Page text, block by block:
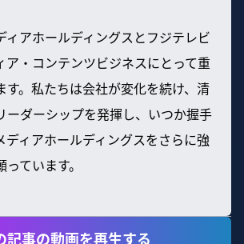
ィアホールディングスとフジテレビ
ア・コンテンツビジネスにとって重
す。私たちは会社が変化を続け、清
ーダーシップを発揮し、いつか握手
ディアホールディングスをさらに強
ています。
記事の動画を再生する